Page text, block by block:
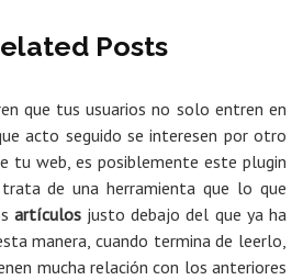
Posts
que tus usuarios no solo entren en
acto seguido se interesen por otro
tu web, es posiblemente este plugin
de una herramienta que lo que
artículosjusto debajo del que ya ha
manera, cuando termina de leerlo,
mucha relación con los anteriores